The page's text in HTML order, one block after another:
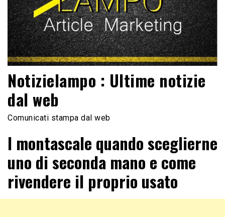
Notizielampo : Ultime notizie
dal web
Comunicati stampa dal web
I montascale quando sceglierne
uno di seconda mano e come
rivendere il proprio usato